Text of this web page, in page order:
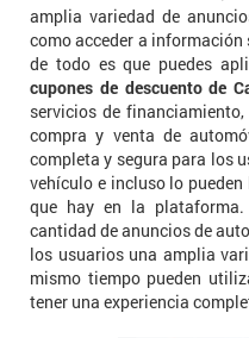
amplia variedad de
como acceder a
de todo es que puedes
cupones de descuento de
servicios de
compra y venta de
completa y segura para los
vehículo e incluso lo
que hay en la
cantidad de anuncios de
los usuarios una amplia
mismo tiempo pueden
tener una experiencia